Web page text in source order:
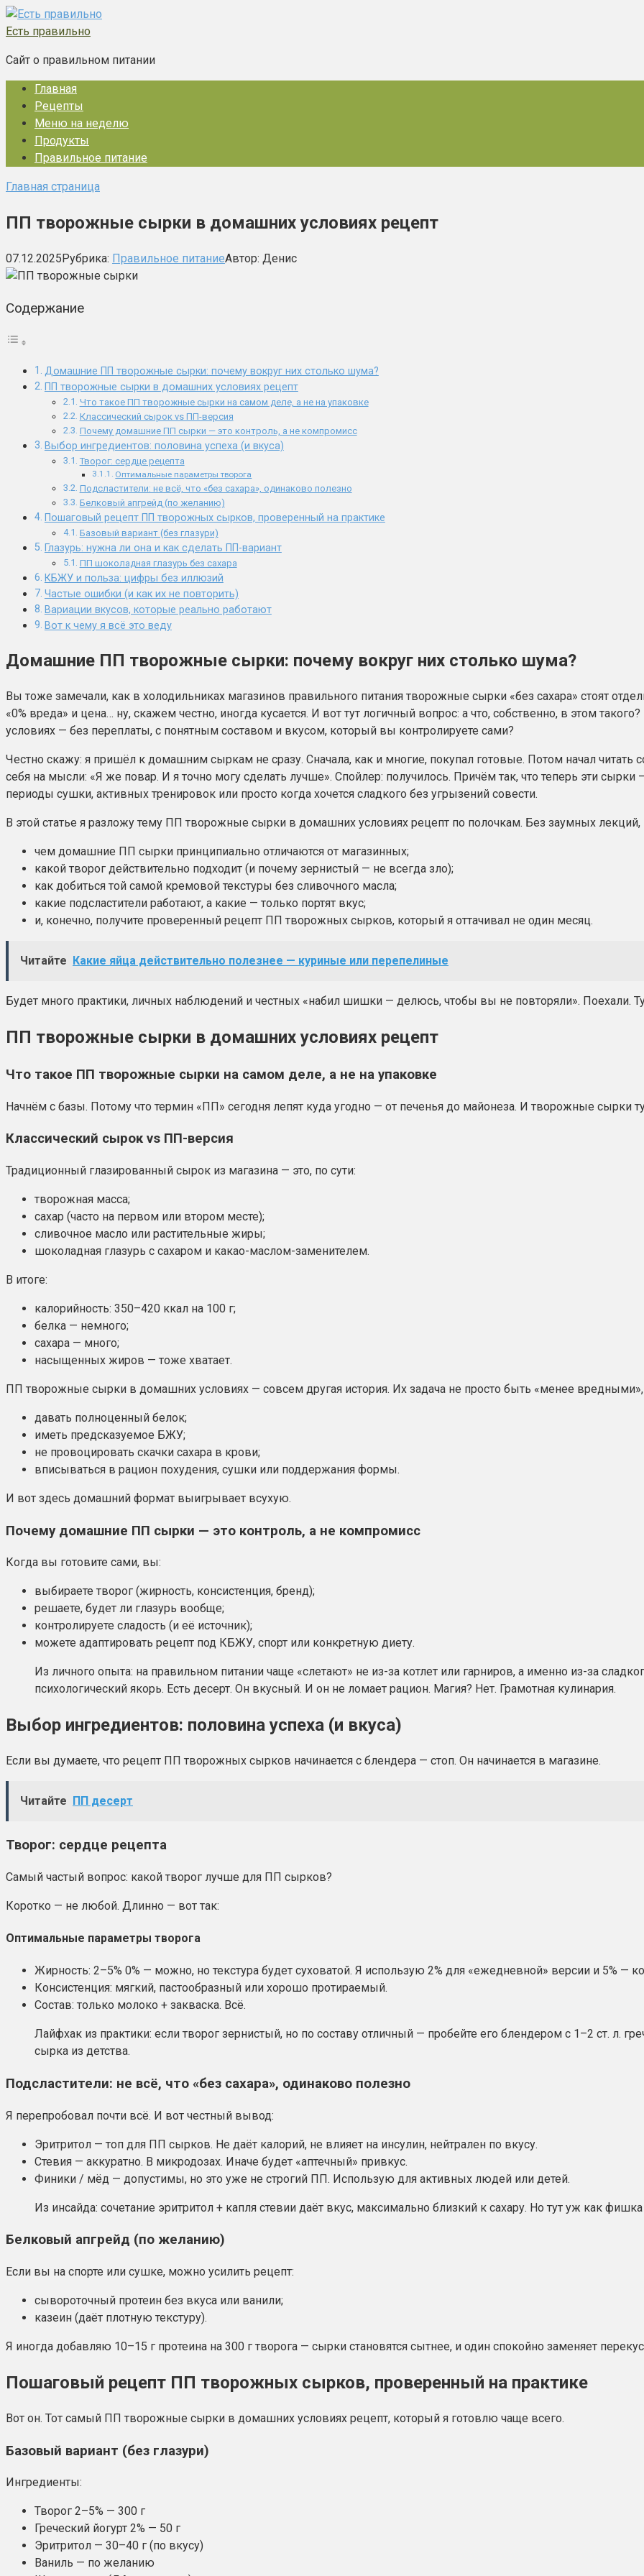
Перейти
к
Есть правильно
Сайт о правильном питании
Главная
Рецепты
Меню на неделю
Продукты
Правильное питание
Главная страница
ПП творожные сырки в домашних условиях рецепт
07.12.2025Рубрика: Правильное питаниеАвтор: Денис
Содержание
Домашние ПП творожные сырки: почему вокруг них столько шума?
ПП творожные сырки в домашних условиях рецепт
Что такое ПП творожные сырки на самом деле, а не на упаковке
Классический сырок vs ПП-версия
Почему домашние ПП сырки — это контроль, а не компромисс
Выбор ингредиентов: половина успеха (и вкуса)
Творог: сердце рецепта
Оптимальные параметры творога
Подсластители: не всё, что «без сахара», одинаково полезно
Белковый апгрейд (по желанию)
Пошаговый рецепт ПП творожных сырков, проверенный на практике
Базовый вариант (без глазури)
Глазурь: нужна ли она и как сделать ПП-вариант
ПП шоколадная глазурь без сахара
КБЖУ и польза: цифры без иллюзий
Частые ошибки (и как их не повторить)
Вариации вкусов, которые реально работают
Вот к чему я всё это веду
Домашние ПП творожные сырки: почему вокруг них столько шума?
Вы тоже замечали, как в холодильниках магазинов правильного питания творожные сырки «без сахара» стоят
«0% вреда» и цена… ну, скажем честно, иногда кусается. И вот тут логичный вопрос: а что, собственно, в этом
условиях — без переплаты, с понятным составом и вкусом, который вы контролируете сами?
Честно скажу: я пришёл к домашним сыркам не сразу. Сначала, как и многие, покупал готовые. Потом начал
себя на мысли: «Я же повар. И я точно могу сделать лучше». Спойлер: получилось. Причём так, что теперь эти
периоды сушки, активных тренировок или просто когда хочется сладкого без угрызений совести.
В этой статье я разложу тему ПП творожные сырки в домашних условиях рецепт по полочкам. Без заумных лекций,
чем домашние ПП сырки принципиально отличаются от магазинных;
какой творог действительно подходит (и почему зернистый — не всегда зло);
как добиться той самой кремовой текстуры без сливочного масла;
какие подсластители работают, а какие — только портят вкус;
и, конечно, получите проверенный рецепт ПП творожных сырков, который я оттачивал не один месяц.
Читайте Какие яйца действительно полезнее — куриные или перепелиные
Будет много практики, личных наблюдений и честных «набил шишки — делюсь, чтобы вы не повторяли». Поехали.
ПП творожные сырки в домашних условиях рецепт
Что такое ПП творожные сырки на самом деле, а не на упаковке
Начнём с базы. Потому что термин «ПП» сегодня лепят куда угодно — от печенья до майонеза. И творожные сырки
Классический сырок vs ПП-версия
Традиционный глазированный сырок из магазина — это, по сути:
творожная масса;
сахар (часто на первом или втором месте);
сливочное масло или растительные жиры;
шоколадная глазурь с сахаром и какао-маслом-заменителем.
В итоге:
калорийность: 350–420 ккал на 100 г;
белка — немного;
сахара — много;
насыщенных жиров — тоже хватает.
ПП творожные сырки в домашних условиях — совсем другая история. Их задача не просто быть «менее вредными»,
давать полноценный белок;
иметь предсказуемое БЖУ;
не провоцировать скачки сахара в крови;
вписываться в рацион похудения, сушки или поддержания формы.
И вот здесь домашний формат выигрывает всухую.
Почему домашние ПП сырки — это контроль, а не компромисс
Когда вы готовите сами, вы:
выбираете творог (жирность, консистенция, бренд);
решаете, будет ли глазурь вообще;
контролируете сладость (и её источник);
можете адаптировать рецепт под КБЖУ, спорт или конкретную диету.
Из личного опыта: на правильном питании чаще «слетают» не из-за котлет или гарниров, а именно из-за
психологический якорь. Есть десерт. Он вкусный. И он не ломает рацион. Магия? Нет. Грамотная кулинария.
Выбор ингредиентов: половина успеха (и вкуса)
Если вы думаете, что рецепт ПП творожных сырков начинается с блендера — стоп. Он начинается в магазине.
Читайте ПП десерт
Творог: сердце рецепта
Самый частый вопрос: какой творог лучше для ПП сырков?
Коротко — не любой. Длинно — вот так:
Оптимальные параметры творога
Жирность: 2–5% 0% — можно, но текстура будет суховатой. Я использую 2% для «ежедневной» версии и 5% —
Консистенция: мягкий, пастообразный или хорошо протираемый.
Состав: только молоко + закваска. Всё.
Лайфхак из практики: если творог зернистый, но по составу отличный — пробейте его блендером с 1–2 ст. л.
сырка из детства.
Подсластители: не всё, что «без сахара», одинаково полезно
Я перепробовал почти всё. И вот честный вывод:
Эритритол — топ для ПП сырков. Не даёт калорий, не влияет на инсулин, нейтрален по вкусу.
Стевия — аккуратно. В микродозах. Иначе будет «аптечный» привкус.
Финики / мёд — допустимы, но это уже не строгий ПП. Использую для активных людей или детей.
Из инсайда: сочетание эритритол + капля стевии даёт вкус, максимально близкий к сахару. Но тут уж как
Белковый апгрейд (по желанию)
Если вы на спорте или сушке, можно усилить рецепт:
сывороточный протеин без вкуса или ванили;
казеин (даёт плотную текстуру).
Я иногда добавляю 10–15 г протеина на 300 г творога — сырки становятся сытнее, и один спокойно заменяет
Пошаговый рецепт ПП творожных сырков, проверенный на практике
Вот он. Тот самый ПП творожные сырки в домашних условиях рецепт, который я готовлю чаще всего.
Базовый вариант (без глазури)
Ингредиенты:
Творог 2–5% — 300 г
Греческий йогурт 2% — 50 г
Эритритол — 30–40 г (по вкусу)
Ваниль — по желанию